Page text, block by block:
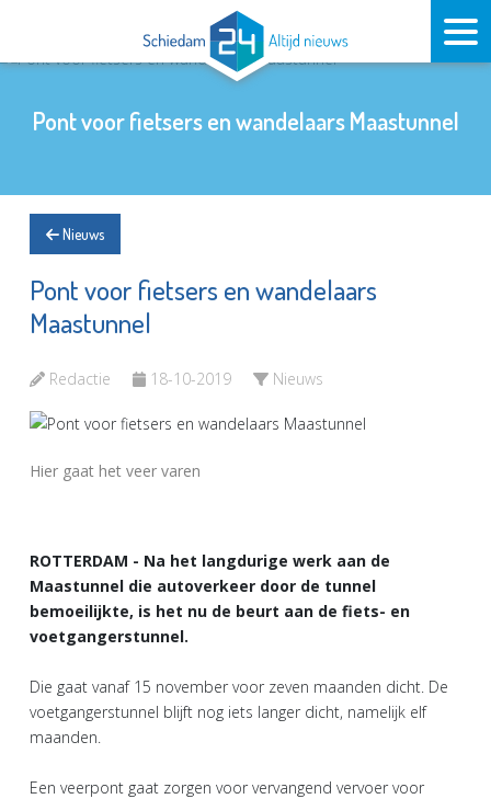
Pont voor fietsers en wandelaars Maastunnel
Nieuws
Pont voor fietsers en wandelaars
Maastunnel
Redactie 18-10-2019 Nieuws
Hier gaat het veer varen
ROTTERDAM - Na het langdurige werk aan de
Maastunnel die autoverkeer door de tunnel
bemoeilijkte, is het nu de beurt aan de fiets- en
voetgangerstunnel.
Die gaat vanaf 15 november voor zeven maanden dicht. De
voetgangerstunnel blijft nog iets langer dicht, namelijk elf
maanden.
Een veerpont gaat zorgen voor vervangend vervoer voor